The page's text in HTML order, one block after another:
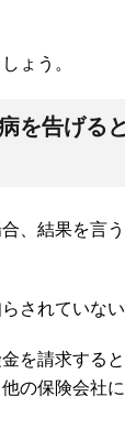
ょう。
を告げる
、結果を言
されていない
を請求する
の保険会社